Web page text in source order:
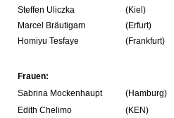
Steffen Uliczka
(Kiel)
Marcel Bräutigam
(Erfurt)
Homiyu Tesfaye
(Frankfurt)
Frauen:
Sabrina Mockenhaupt
(Hamburg)
Edith Chelimo
(KEN)